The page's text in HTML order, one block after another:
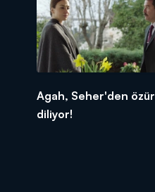
Agah, Seher'den özür
diliyor!